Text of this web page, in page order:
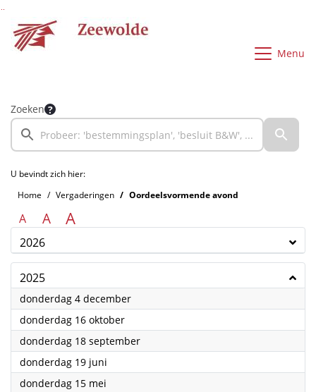
Menu
Zoeken
U bevindt zich hier:
Home
Vergaderingen Oordeelsvormende avond
A A A
2026
2025
donderdag 4 december2025
donderdag 16 oktober2025
donderdag 18 september2025
donderdag 19 juni
donderdag 15 mei